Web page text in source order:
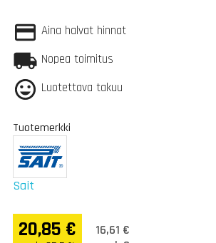
Aina halvat hinnat
Nopea toimitus
Luotettava takuu
Tuotemerkki
Sait
20,85 €
16,61 €